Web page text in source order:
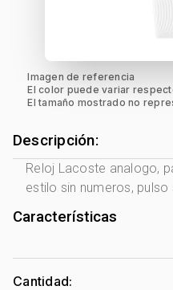
Imagen de referencia
El color puede variar
El tamaño mostrado no
Descripción:
Reloj Lacoste analogo,
estilo sin numeros, pulso
Características
Marca: Lacoste
Género:
Cantidad: